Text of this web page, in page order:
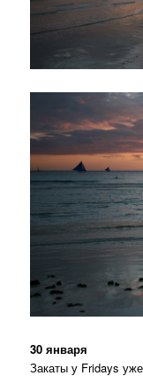
30 января
Закаты у Fridays